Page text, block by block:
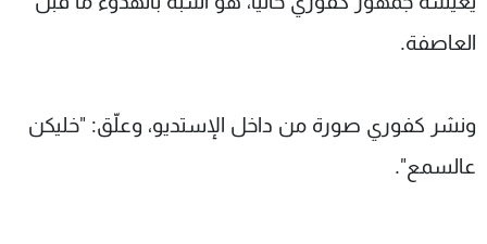
العاصفة.
ونشر كفوري صورة من داخل الإستديو، وعلّق: "خليكن
عالسمع".